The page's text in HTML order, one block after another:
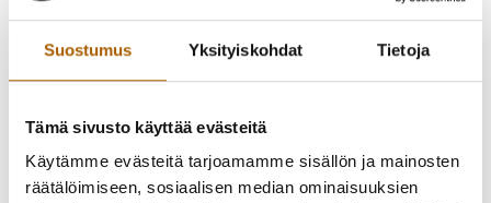
Suostumus Yksityiskohdat Tietoja
Tämä sivusto käyttää evästeitä
Käytämme evästeitä tarjoamamme sisällön ja mainosten
räätälöimiseen, sosiaalisen median ominaisuuksien